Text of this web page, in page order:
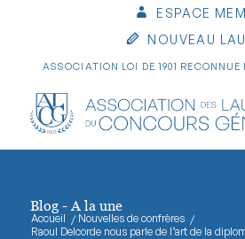
ESPACE
NOUVEAU
ASSOCIATION LOI DE 1901
Blog - A la une
Accueil / Nouvelles de confrères /
Raoul Delcorde nous parle de l’art de la